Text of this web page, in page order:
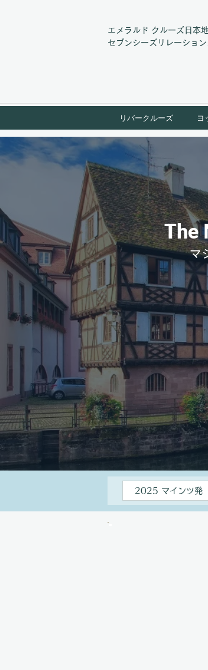
エメラルド クルーズ日本
セブンシーズリレーショ
リバークルーズ ヨ
The
マ
2025 マインツ発